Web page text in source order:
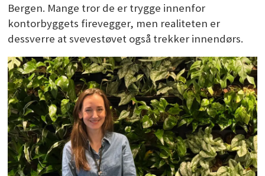
Bergen. Mange tror de er trygge innenfor
kontorbyggets firevegger, men realiteten er
dessverre at svevestøvet også trekker innendørs.